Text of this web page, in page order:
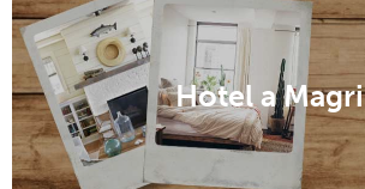
Hotel a Magri